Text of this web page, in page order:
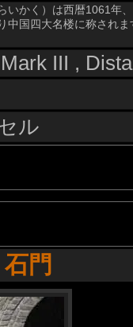
いかく）は西暦1061年
中国四大名楼に称され
III ,
ル
門